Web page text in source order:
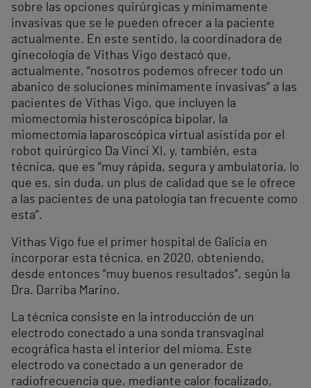
sobre las opciones quirúrgicas y mínimamente
invasivas que se le pueden ofrecer a la paciente
actualmente. En este sentido, la coordinadora de
ginecología de Vithas Vigo destacó que,
actualmente, “nosotros podemos ofrecer todo un
abanico de soluciones mínimamente invasivas” a las
pacientes de Vithas Vigo, que incluyen la
miomectomía histeroscópica bipolar, la
miomectomía laparoscópica virtual asistida por el
robot quirúrgico Da Vinci XI, y, también, esta
técnica, que es “muy rápida, segura y ambulatoria, lo
que es, sin duda, un plus de calidad que se le ofrece
a las pacientes de una patología tan frecuente como
esta”.
Vithas Vigo fue el primer hospital de Galicia en
incorporar esta técnica, en 2020, obteniendo,
desde entonces “muy buenos resultados”, según la
Dra. Darriba Marino.
La técnica consiste en la introducción de un
electrodo conectado a una sonda transvaginal
ecográfica hasta el interior del mioma. Este
electrodo va conectado a un generador de
radiofrecuencia que, mediante calor focalizado,